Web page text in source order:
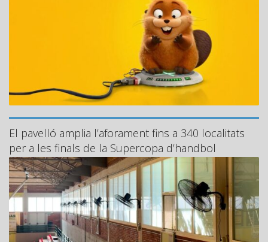
El pavelló amplia l’aforament fins a 340 localitats
per a les finals de la Supercopa d’handbol